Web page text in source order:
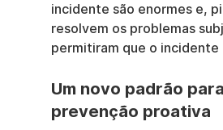
incidente são enormes e,
resolvem os problemas
permitiram que o incidente
Um novo padrão para
prevenção proativa